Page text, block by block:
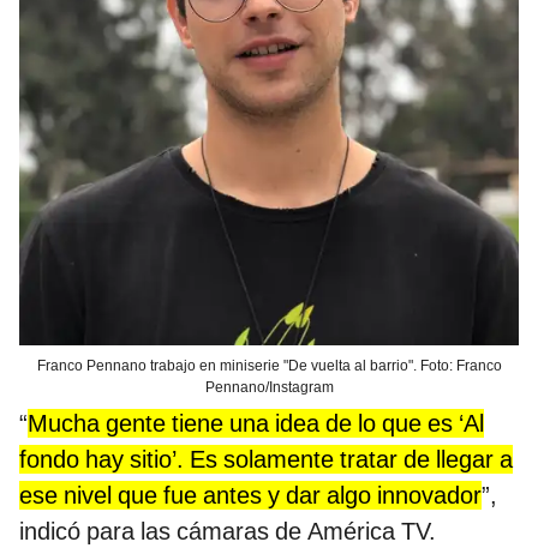
Franco Pennano trabajo en miniserie "De vuelta al barrio". Foto: Franco
Pennano/Instagram
“Mucha gente tiene una idea de lo que es ‘Al
fondo hay sitio’. Es solamente tratar de llegar a
ese nivel que fue antes y dar algo innovador”,
indicó para las cámaras de América TV.